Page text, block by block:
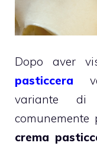
Dopo aver
pasticcera
variante di
crema